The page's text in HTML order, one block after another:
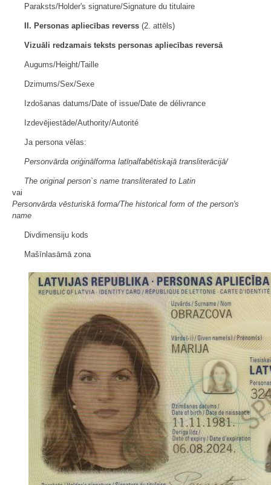
Paraksts/Holder's signature/Signature du titulaire
II. Personas apliecības reverss (2. attēls)
Vizuāli redzamais teksts personas apliecības reversā
Augums/Height/Taille
Dzimums/Sex/Sexe
Izdošanas datums/Date of issue/Date de délivrance
Izdevējiestāde/Authority/Autorité
Ja persona vēlas:
Personvārda oriģinālforma latīņalfabētiskajā transliterācijā/
The original person`s name transliterated to Latin
vai
Personvārda vēsturiskā forma/The historical form of the person's
name
Divdimensiju kods
Mašīnlasāmā zona